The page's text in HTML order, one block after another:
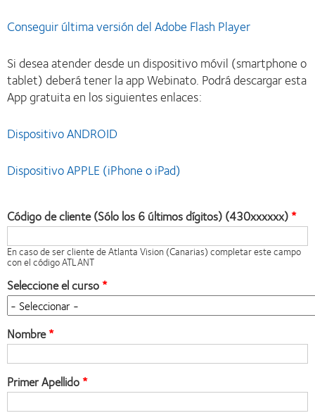
Conseguir última versión del Adobe Flash Player
Si desea atender desde un dispositivo móvil (smartphone o
tablet) deberá tener la app Webinato. Podrá descargar esta
App gratuita en los siguientes enlaces:
Dispositivo ANDROID
Dispositivo APPLE (iPhone o iPad)
Código de cliente (Sólo los 6 últimos dígitos) (430xxxxxx)
En caso de ser cliente de Atlanta Vision (Canarias) completar este campo
con el código ATLANT
Seleccione el curso
Nombre
Primer Apellido